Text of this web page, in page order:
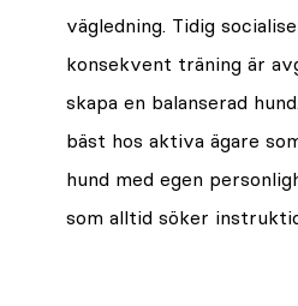
vägledning. Tidig
konsekvent träning är
skapa en balanserad
bäst hos aktiva ägare
hund med egen
som alltid söker